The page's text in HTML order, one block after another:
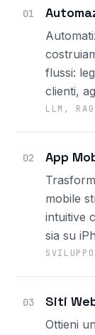
01
flussi:
clienti,
LLM,
02 App
mobile
intuitive
sia su
03 Siti
Ottieni